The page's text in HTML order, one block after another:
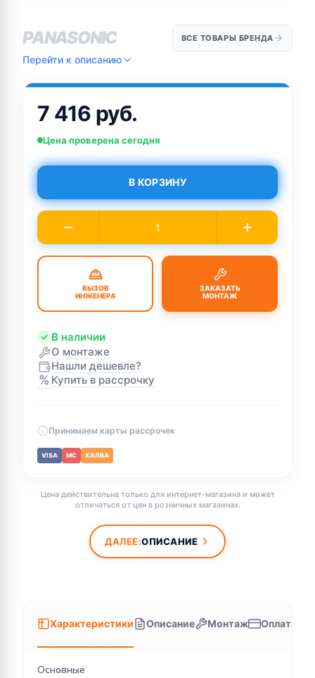
PANASONIC ВСЕ ТОВАРЫ БРЕНДА
Перейти к описанию
7 416 руб.
Цена проверена сегодня
В КОРЗИНУ
ВЫЗОВ
ИНЖЕНЕРА
ЗАКАЗАТЬ
МОНТАЖ
В наличии
О монтаже
Нашли дешевле?
% Купить в рассрочку
Принимаем карты рассрочек
VISA MC ХАЛВА
Цена действительна только для интернет-магазина и может
отличаться от цен в розничных магазинах.
ДАЛЕЕ:ОПИСАНИЕ
Характеристики Описание Монтаж Оплата
Основные